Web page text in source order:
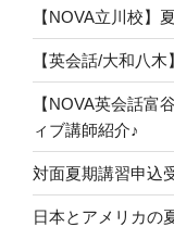
【NOVA立川校】
【英会話/大和八
【NOVA英会話富谷
ィブ講師紹介♪
対面夏期講習申込
日本とアメリカの